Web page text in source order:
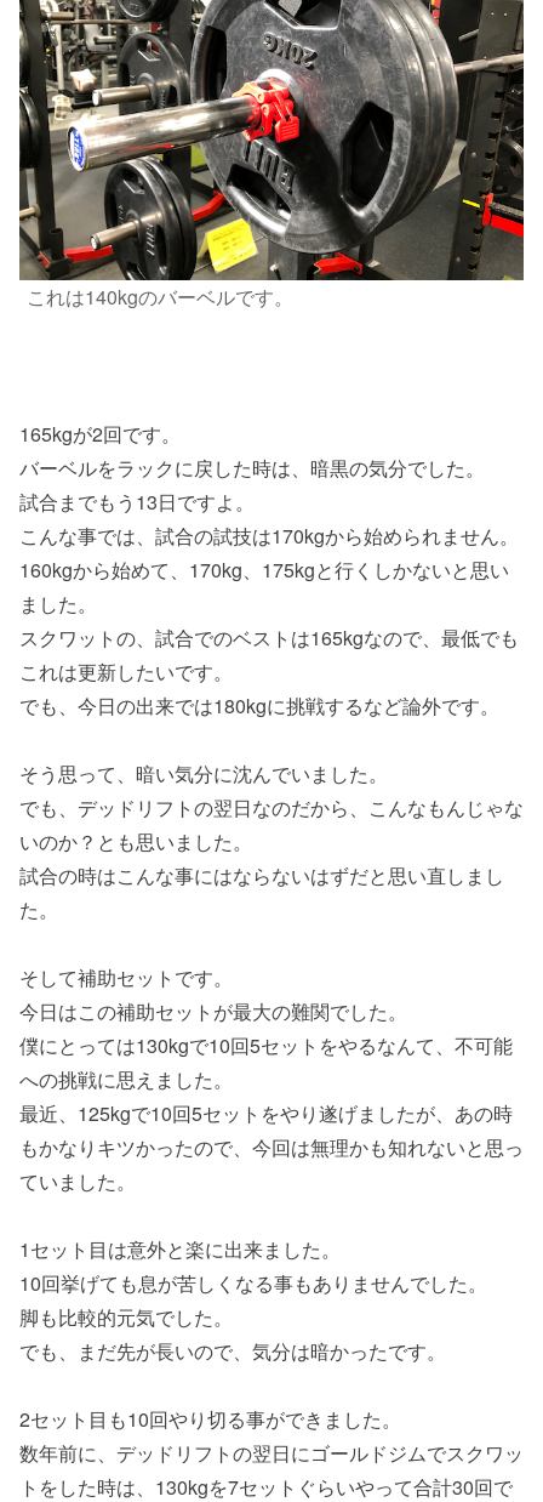
これは140kgのバーベルです。
165kgが2回です。
バーベルをラックに戻した時は、暗黒の気分でした。
試合までもう13日ですよ。
こんな事では、試合の試技は170kgから始められません。
160kgから始めて、170kg、175kgと行くしかないと思い
ました。
スクワットの、試合でのベストは165kgなので、最低でも
これは更新したいです。
でも、今日の出来では180kgに挑戦するなど論外です。
そう思って、暗い気分に沈んでいました。
でも、デッドリフトの翌日なのだから、こんなもんじゃな
いのか？とも思いました。
試合の時はこんな事にはならないはずだと思い直しまし
た。
そして補助セットです。
今日はこの補助セットが最大の難関でした。
僕にとっては130kgで10回5セットをやるなんて、不可能
への挑戦に思えました。
最近、125kgで10回5セットをやり遂げましたが、あの時
もかなりキツかったので、今回は無理かも知れないと思っ
ていました。
1セット目は意外と楽に出来ました。
10回挙げても息が苦しくなる事もありませんでした。
脚も比較的元気でした。
でも、まだ先が長いので、気分は暗かったです。
2セット目も10回やり切る事ができました。
数年前に、デッドリフトの翌日にゴールドジムでスクワッ
トをした時は、130kgを7セットぐらいやって合計30回で